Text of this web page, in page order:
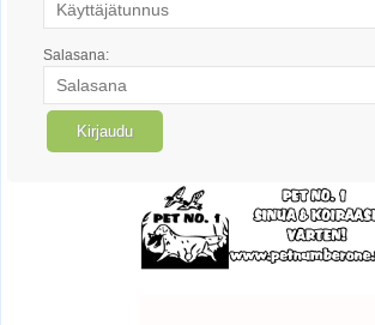
Salasana: